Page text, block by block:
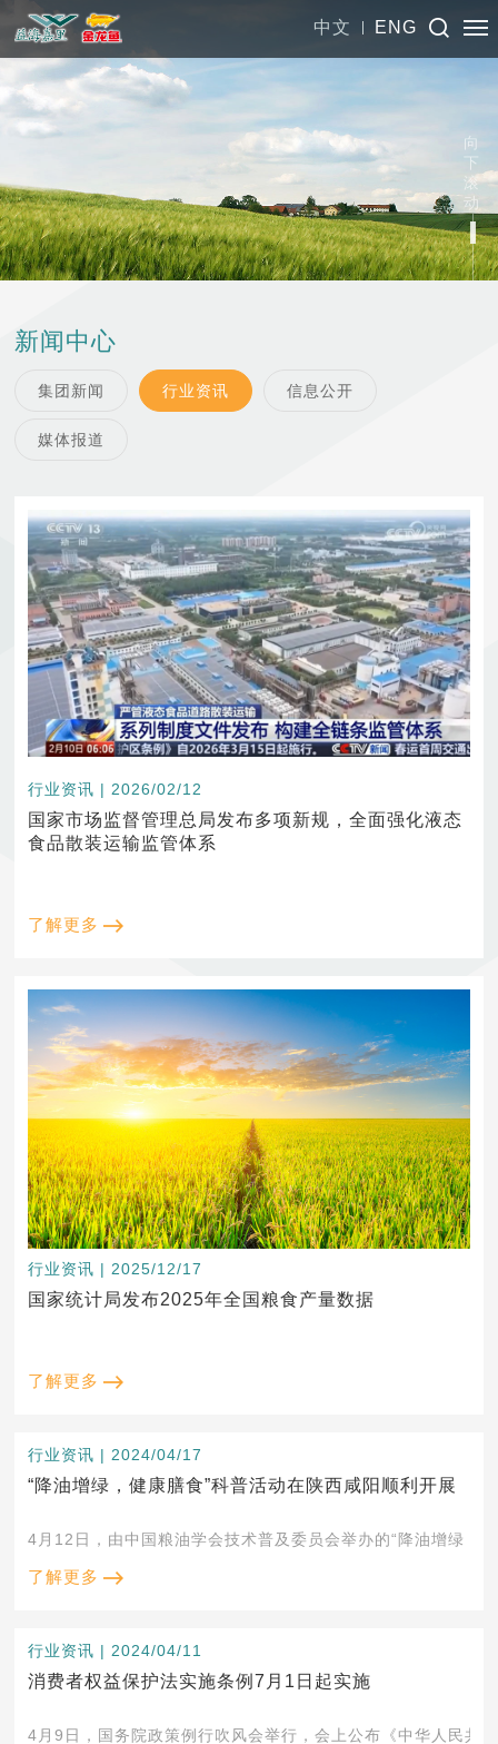
中文 ENG
向
下
滚
动
新闻中心
集团新闻 行业资讯 信息公开
媒体报道
行业资讯 | 2026/02/12
国家市场监督管理总局发布多项新规，全面强化液态
食品散装运输监管体系
了解更多
行业资讯 | 2025/12/17
国家统计局发布2025年全国粮食产量数据
了解更多
行业资讯 | 2024/04/17
“降油增绿，健康膳食”科普活动在陕西咸阳顺利开展
4月12日，由中国粮油学会技术普及委员会举办的“降油增绿，
了解更多
行业资讯 | 2024/04/11
消费者权益保护法实施条例7月1日起实施
4月9日，国务院政策例行吹风会举行，会上公布《中华人民共